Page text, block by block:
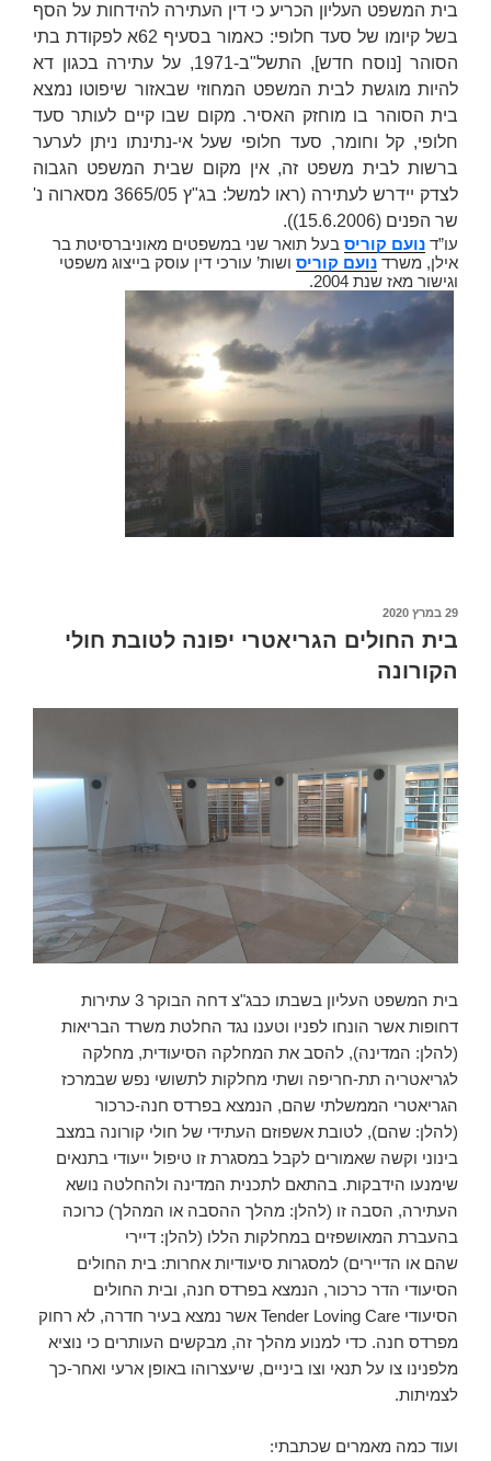
בית המשפט העליון הכריע כי דין העתירה להידחות על הסף
בשל קיומו של סעד חלופי: כאמור בסעיף 62א לפקודת בתי
הסוהר [נוסח חדש], התשל"ב-1971, על עתירה בכגון דא
להיות מוגשת לבית המשפט המחוזי שבאזור שיפוטו נמצא
בית הסוהר בו מוחזק האסיר. מקום שבו קיים לעותר סעד
חלופי, קל וחומר, סעד חלופי שעל אי-נתינתו ניתן לערער
ברשות לבית משפט זה, אין מקום שבית המשפט הגבוה
לצדק יידרש לעתירה (ראו למשל: בג"ץ 3665/05
מסארוה נ'
שר הפנים (15.6.2006)).
עו”ד נועם קוריס בעל תואר שני במשפטים מאוניברסיטת בר
אילן, משרד נועם קוריס ושות’ עורכי דין עוסק בייצוג משפטי
וגישור מאז שנת 2004.
פורסם
29 במרץ 2020
בית החולים הגריאטרי יפונה לטובת חולי
הקורונה
בית המשפט העליון בשבתו כבג"צ דחה הבוקר 3 עתירות
דחופות אשר הונחו לפניו וטענו נגד החלטת משרד הבריאות
(להלן: המדינה), להסב את המחלקה הסיעודית, מחלקה
לגריאטריה תת-חריפה ושתי מחלקות לתשושי נפש שבמרכז
הגריאטרי הממשלתי שהם, הנמצא בפרדס חנה-כרכור
(להלן: שהם), לטובת אשפוזם העתידי של חולי קורונה במצב
בינוני וקשה שאמורים לקבל במסגרת זו טיפול ייעודי בתנאים
שימנעו הידבקות. בהתאם לתכנית המדינה ולהחלטה נושא
העתירה, הסבה זו (להלן: מהלך ההסבה או המהלך) כרוכה
בהעברת המאושפזים במחלקות הללו (להלן: דיירי
שהם או הדיירים) למסגרות סיעודיות אחרות: בית החולים
הסיעודי הדר כרכור, הנמצא בפרדס חנה, ובית החולים
הסיעודי Tender Loving Care אשר נמצא בעיר חדרה, לא רחוק
מפרדס חנה. כדי למנוע מהלך זה, מבקשים העותרים כי נוציא
מלפנינו צו על תנאי וצו ביניים, שיעצרוהו באופן ארעי ואחר-כך
לצמיתות.
ועוד כמה מאמרים שכתבתי: